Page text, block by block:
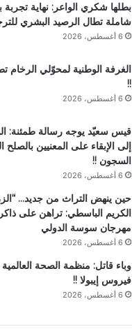
بطلها شكري الواعر: نهاية تجربة
شاملة تطال الرصيد البشري
6 أغسطس، 2026
الغرفة الوطنية لمحوّلي
!!
6 أغسطس، 2026
قيس سعيّد يوجه رسالة طمئنة:
إلى الإبقاء على المعنيين
السجون !!
6 أغسطس، 2026
حين ينهض التراث من جديد…
الكريم الباسطي: تراهن على
مهرجان سوسة الدولي
6 أغسطس، 2026
وباء قاتل: منظمة الصحة
فيروس إيبولا !!
6 أغسطس، 2026